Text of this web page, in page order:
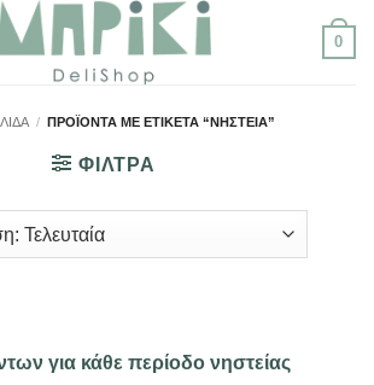
0
/ ΠΡΟΪΌΝΤΑ ΜΕ ΕΤΙΚΈΤΑ “ΝΗΣΤΕΊΑ”
ΦΙΛΤΡΑ
για κάθε περίοδο νηστείας